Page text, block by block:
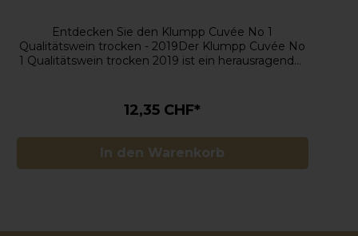
Entdecken Sie den Klumpp Cuvée No 1
Qualitätswein trocken - 2019Der Klumpp Cuvée No
1 Qualitätswein trocken 2019 ist ein herausragender
seine nachhaltige Weinbauweise, hat mit dieser
Cuvée einen kraftvollen, ausdrucksstarken Rotwein
perfekt vereint. Der Jahrgang 2019 präsentiert sich
mit außergewöhnlicher Balance und
Beerenfrüchte wie Brombeeren, schwarze
12,35 CHF*
In den Warenkorb